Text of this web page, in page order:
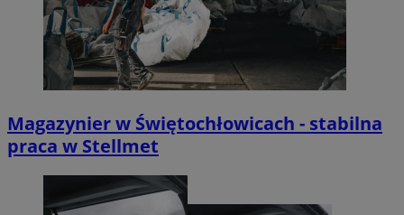
Magazynier w Świętochłowicach - stabilna
praca w Stellmet